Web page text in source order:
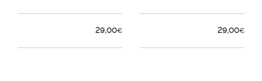
29,00€ 29,00€